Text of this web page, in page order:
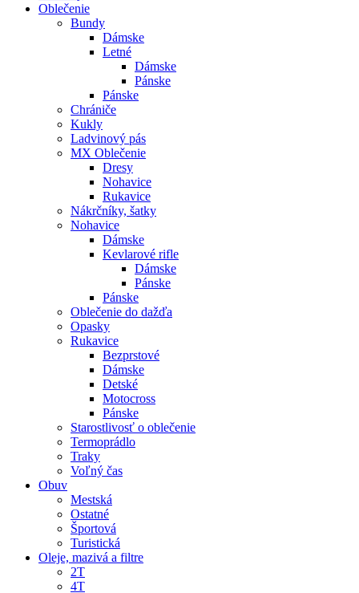
Oblečenie
Bundy
Dámske
Letné
Dámske
Pánske
Pánske
Chrániče
Kukly
Ladvinový pás
MX Oblečenie
Dresy
Nohavice
Rukavice
Nákrčníky, šatky
Nohavice
Dámske
Kevlarové rifle
Dámske
Pánske
Pánske
Oblečenie do dažďa
Opasky
Rukavice
Bezprstové
Dámske
Detské
Motocross
Pánske
Starostlivosť o oblečenie
Termoprádlo
Traky
Voľný čas
Obuv
Mestská
Ostatné
Športová
Turistická
Oleje, mazivá a filtre
2T
4T